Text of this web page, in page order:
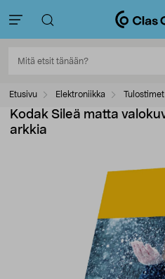
Etusivu Elektroniikka
Kodak Sileä matta
arkkia